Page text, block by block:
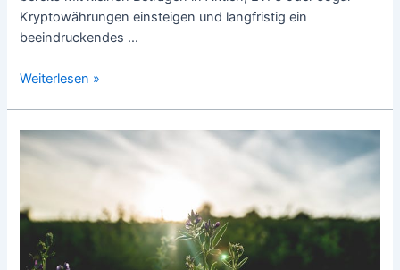
Kryptowährungen einsteigen und langfristig ein
beeindruckendes …
Smarter
digitalen
Zeitalter:
wächst
dein
Geld
online
Weiterlesen »